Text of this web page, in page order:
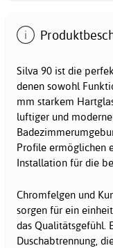
Silva 90 ist die
denen sowohl
mm starkem
luftiger und
Profile ermöglichen
Installation für die
Chromfelgen und
sorgen für ein
das Qualitätsgefühl.
Duschabtrennung,